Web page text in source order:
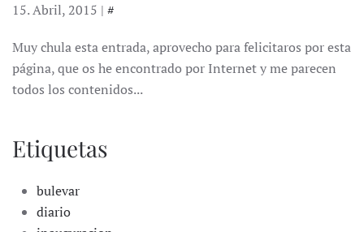
15. Abril, 2015 | #
Muy chula esta entrada, aprovecho para felicitaros por esta
página, que os he encontrado por Internet y me parecen
todos los contenidos...
Etiquetas
bulevar
diario